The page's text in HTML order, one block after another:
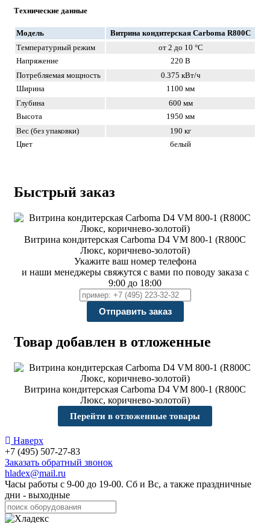
Технические данные
Модель
Витрина кондитерская Carboma R800C
Температурный режим
от 2 до 10 °С
Напряжение
220 В
Потребляемая мощность
0.375 кВт/ч
Ширина
1100 мм
Глубина
600 мм
Высота
1950 мм
Вес (без упаковки)
190 кг
Цвет
белый
Быстрый заказ
Витрина кондитерская Carboma D4 VM 800-1 (R800C
Люкс, коричнево-золотой)
Укажите ваш номер телефона
и наши менеджеры свяжутся с вами по поводу заказа с
9:00 до 18:00
Товар добавлен в отложенные
Витрина кондитерская Carboma D4 VM 800-1 (R800C
Люкс, коричнево-золотой)
Перейти в отложенные товары
Наверх
+7 (495) 507-27-83
Заказать обратный звонок
hladex@mail.ru
Часы работы с 9-00 до 19-00. Сб и Вс, а также праздничные
дни - выходные